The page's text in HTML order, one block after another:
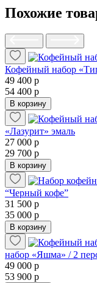
Похожие
Кофейный набор
49 400 р
54 400 р
В корзину
«Лазурит» эмаль
27 000 р
29 700 р
В корзину
“Черный кофе”
31 500 р
35 000 р
В корзину
набор «Яшма» / 2
49 000 р
53 900 р